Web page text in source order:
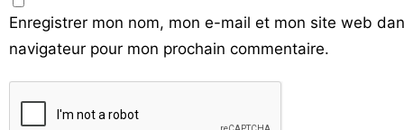
Enregistrer mon nom, mon e-mail et mon site web
navigateur pour mon prochain commentaire.